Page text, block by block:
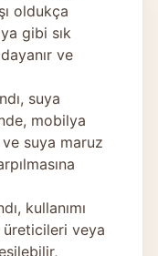
oldukça
gibi sık
ve
suya
mobilya
suya maruz
kullanımı
veya